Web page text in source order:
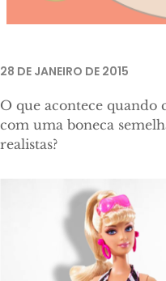
28 DE JANEIRO DE 2015
O que acontece quando
com uma boneca
realistas?